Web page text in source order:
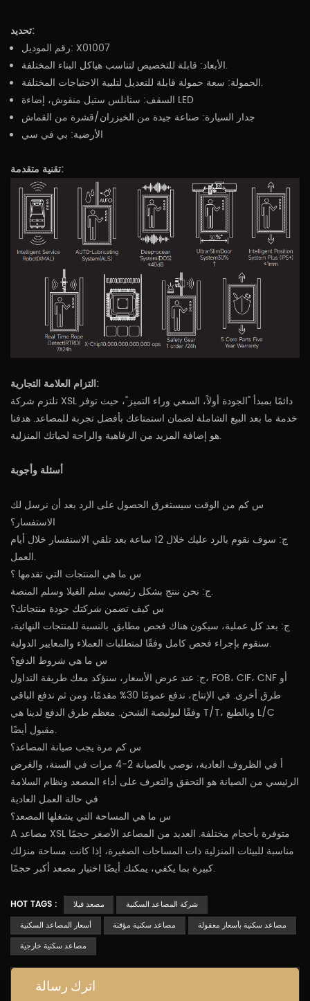
تحديد:
رقم الموديل: X01007
الأبعاد: قابلة للتخصيص لتناسب هياكل البناء المختلفة.
الحمولة: سعة حمولة قابلة للتعديل لتلبية الاحتياجات المختلفة.
السقف: ستانلس ستيل منقوش، إضاءة LED
جدار السيارة: صناعة جيدة من الخيزران/قشرة من القماش
الأرضية: بي في سي
تقنية متقدمة:
التزام العلامة التجارية:
تلتزم شركة XSL دائمًا بمبدأ "الجودة أولاً، السعي وراء التميز"، حيث توفر
خدمة ما بعد البيع الشاملة لضمان استمتاعك بأفضل تجربة للمصاعد. هدفنا
هو إضافة المزيد من الرفاهية والراحة لحياتك المنزلية.
أسئلة وأجوبة
س كم من الوقت سيستغرق الحصول على الرد بعد أن نرسل لك
الاستفسار؟
ج: سوف نقوم بالرد عليك خلال 12 ساعة بعد تلقي الاستفسار خلال أيام
العمل.
س ما هي المنتجات التي تقدمها ؟
ج: نحن ننتج بشكل رئيسي سلم الفيلا وسلم المنصة.
س كيف تضمن شركتك جودة منتجاتك؟
ج: بعد كل عملية، سيكون هناك فحص مطابق. بالنسبة للمنتجات النهائية،
سنقوم بإجراء فحص كامل وفقًا لمتطلبات العملاء والمعايير الدولية.
س ما هي شروط الدفع؟
ج: عند عرض الأسعار، سنؤكد معك طريقة التداول، FOB، CIF، CNF أو
طرق أخرى. في الإنتاج، ندفع عمومًا 30% مقدمًا، ومن ثم ندفع الباقي
وفقًا لبوليصة الشحن. معظم طرق الدفع لدينا هي T/T، وبالطبع L/C
مقبول أيضًا.
س كم مرة يجب صيانة المصاعد؟
أ في الظروف العادية، نوصي بالصيانة 2-4 مرات في السنة، والغرض
الرئيسي من الصيانة هو التحقق والتعرف على أداء المصعد ونظام السلامة
في حالة العمل العادية
س ما هي المساحة التي يشغلها المصعد؟
A مصاعد XSL متوفرة بأحجام مختلفة. العديد من المصاعد الأصغر حجمًا
مناسبة للبيئات المنزلية ذات المساحات الصغيرة، إذا كانت مساحة منزلك
كبيرة بما يكفي، يمكنك أيضًا اختيار مصعد أكبر حجمًا.
HOT TAGS : مصعد فيلا
شركة المصاعد السكنية
أسعار المصاعد السكنية
مصاعد سكنية مؤقتة
مصاعد سكنية بأسعار معقولة
مصاعد سكنية خارجية
اترك رسالة